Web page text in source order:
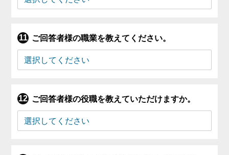
ご回答者様の職業を教えてください。
ご回答者様の役職を教えていただけますか。